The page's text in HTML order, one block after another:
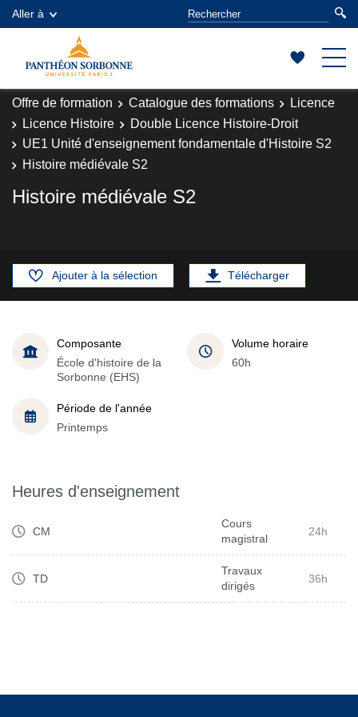
Aller à
Offre de formation Catalogue des formations
Licence
Licence Histoire
Double Licence Histoire-Droit
UE1 Unité d'enseignement fondamentale d'Histoire S2
Histoire médiévale S2
Histoire médiévale S2
Ajouter à la sélection Télécharger
Composante
École d'histoire de la
Sorbonne (EHS)
Volume horaire
60h
Période de l'année
Printemps
Heures d'enseignement
CM
Cours
magistral
24h
TD
Travaux
dirigés
36h